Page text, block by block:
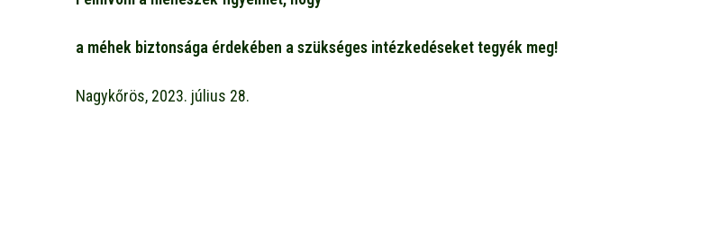
a méhek biztonsága érdekében a szükséges intézkedéseket tegyék meg!
Nagykőrös, 2023. július 28.